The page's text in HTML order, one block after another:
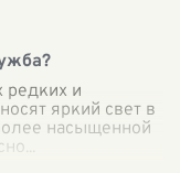
редких и
яркий свет в
насыщенной